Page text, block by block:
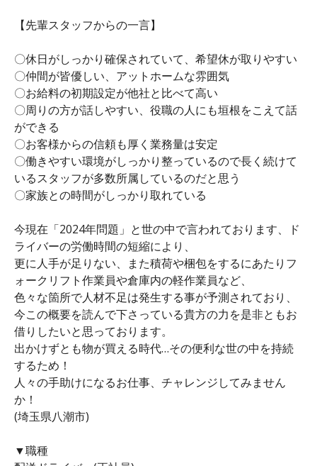
【先輩スタッフからの一言】
〇休日がしっかり確保されていて、希望休が取りやすい
〇仲間が皆優しい、アットホームな雰囲気
〇お給料の初期設定が他社と比べて高い
〇周りの方が話しやすい、役職の人にも垣根をこえて話
ができる
〇お客様からの信頼も厚く業務量は安定
〇働きやすい環境がしっかり整っているので長く続けて
いるスタッフが多数所属しているのだと思う
〇家族との時間がしっかり取れている
今現在「2024年問題」と世の中で言われております、ド
ライバーの労働時間の短縮により、
更に人手が足りない、また積荷や梱包をするにあたりフ
ォークリフト作業員や倉庫内の軽作業員など、
色々な箇所で人材不足は発生する事が予測されており、
今この概要を読んで下さっている貴方の力を是非ともお
借りしたいと思っております。
出かけずとも物が買える時代…その便利な世の中を持続
するため！
人々の手助けになるお仕事、チャレンジしてみません
か！
(埼玉県八潮市)
▼職種